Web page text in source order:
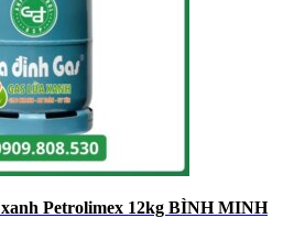
Petrolimex 12kg BÌNH MINH